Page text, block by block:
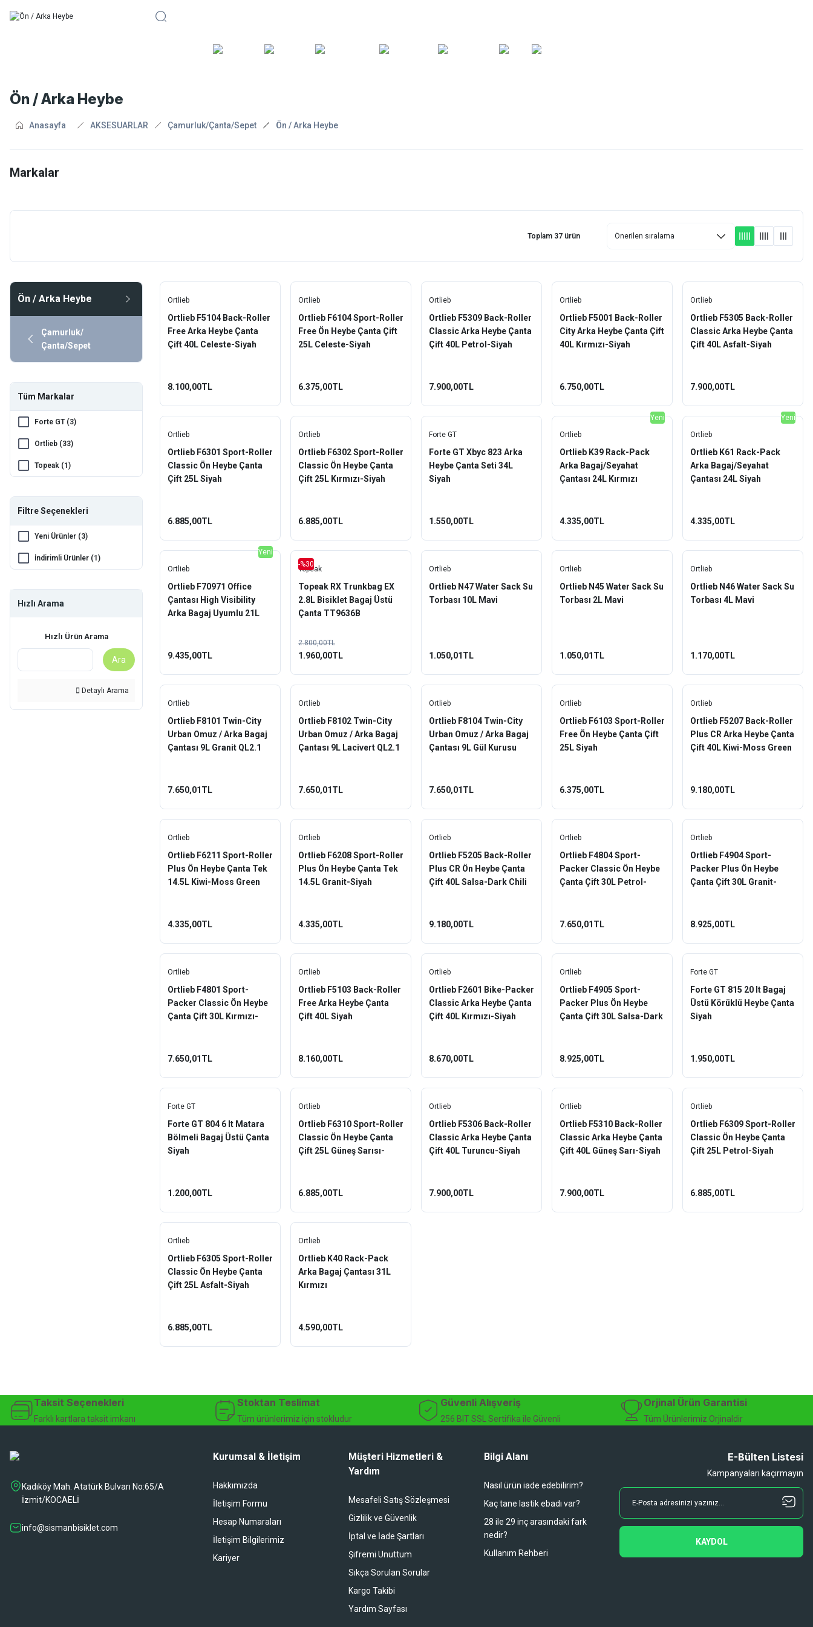
BİSİKLET AKSESUARLAR ASKI/TAŞIMA TAMİR/BAKIM GİYİM
Ön / Arka Heybe
Anasayfa AKSESUARLAR Çamurluk/Çanta/Sepet Ön / Arka Heybe
Markalar
Toplam 37 ürün
Ön / Arka Heybe
Çamurluk/
Çanta/Sepet
Tüm Markalar
Forte GT (3)
Ortlieb (33)
Topeak (1)
Filtre Seçenekleri
Yeni Ürünler (3)
İndirimli Ürünler (1)
Hızlı Arama
Hızlı Ürün Arama
Ara
Detaylı Arama
Ortlieb
Ortlieb F5104 Back-Roller
Free Arka Heybe Çanta
Çift 40L Celeste-Siyah
8.100,00TL
Ortlieb
Ortlieb F6104 Sport-Roller
Free Ön Heybe Çanta Çift
25L Celeste-Siyah
6.375,00TL
Ortlieb
Ortlieb F5309 Back-Roller
Classic Arka Heybe Çanta
Çift 40L Petrol-Siyah
7.900,00TL
Ortlieb
Ortlieb F5001 Back-Roller
City Arka Heybe Çanta Çift
40L Kırmızı-Siyah
6.750,00TL
Ortlieb
Ortlieb F5305 Back-Roller
Classic Arka Heybe Çanta
Çift 40L Asfalt-Siyah
7.900,00TL
Ortlieb
Ortlieb F6301 Sport-Roller
Classic Ön Heybe Çanta
Çift 25L Siyah
6.885,00TL
Ortlieb
Ortlieb F6302 Sport-Roller
Classic Ön Heybe Çanta
Çift 25L Kırmızı-Siyah
6.885,00TL
Forte GT
Forte GT Xbyc 823 Arka
Heybe Çanta Seti 34L
Siyah
1.550,00TL
Yeni
Ortlieb
Ortlieb K39 Rack-Pack
Arka Bagaj/Seyahat
Çantası 24L Kırmızı
4.335,00TL
Yeni
Ortlieb
Ortlieb K61 Rack-Pack
Arka Bagaj/Seyahat
Çantası 24L Siyah
4.335,00TL
Yeni
Ortlieb
Ortlieb F70971 Office
Çantası High Visibility
Arka Bagaj Uyumlu 21L
9.435,00TL
-%30
Topeak
Topeak RX Trunkbag EX
2.8L Bisiklet Bagaj Üstü
Çanta TT9636B
2.800,00TL
1.960,00TL
Ortlieb
Ortlieb N47 Water Sack Su
Torbası 10L Mavi
1.050,01TL
Ortlieb
Ortlieb N45 Water Sack Su
Torbası 2L Mavi
1.050,01TL
Ortlieb
Ortlieb N46 Water Sack Su
Torbası 4L Mavi
1.170,00TL
Ortlieb
Ortlieb F8101 Twin-City
Urban Omuz / Arka Bagaj
Çantası 9L Granit QL2.1
7.650,01TL
Ortlieb
Ortlieb F8102 Twin-City
Urban Omuz / Arka Bagaj
Çantası 9L Lacivert QL2.1
7.650,01TL
Ortlieb
Ortlieb F8104 Twin-City
Urban Omuz / Arka Bagaj
Çantası 9L Gül Kurusu
7.650,01TL
Ortlieb
Ortlieb F6103 Sport-Roller
Free Ön Heybe Çanta Çift
25L Siyah
6.375,00TL
Ortlieb
Ortlieb F5207 Back-Roller
Plus CR Arka Heybe Çanta
Çift 40L Kiwi-Moss Green
9.180,00TL
Ortlieb
Ortlieb F6211 Sport-Roller
Plus Ön Heybe Çanta Tek
14.5L Kiwi-Moss Green
4.335,00TL
Ortlieb
Ortlieb F6208 Sport-Roller
Plus Ön Heybe Çanta Tek
14.5L Granit-Siyah
4.335,00TL
Ortlieb
Ortlieb F5205 Back-Roller
Plus CR Ön Heybe Çanta
Çift 40L Salsa-Dark Chili
9.180,00TL
Ortlieb
Ortlieb F4804 Sport-
Packer Classic Ön Heybe
Çanta Çift 30L Petrol-
7.650,01TL
Ortlieb
Ortlieb F4904 Sport-
Packer Plus Ön Heybe
Çanta Çift 30L Granit-
8.925,00TL
Ortlieb
Ortlieb F4801 Sport-
Packer Classic Ön Heybe
Çanta Çift 30L Kırmızı-
7.650,01TL
Ortlieb
Ortlieb F5103 Back-Roller
Free Arka Heybe Çanta
Çift 40L Siyah
8.160,00TL
Ortlieb
Ortlieb F2601 Bike-Packer
Classic Arka Heybe Çanta
Çift 40L Kırmızı-Siyah
8.670,00TL
Ortlieb
Ortlieb F4905 Sport-
Packer Plus Ön Heybe
Çanta Çift 30L Salsa-Dark
8.925,00TL
Forte GT
Forte GT 815 20 lt Bagaj
Üstü Körüklü Heybe Çanta
Siyah
1.950,00TL
Forte GT
Forte GT 804 6 lt Matara
Bölmeli Bagaj Üstü Çanta
Siyah
1.200,00TL
Ortlieb
Ortlieb F6310 Sport-Roller
Classic Ön Heybe Çanta
Çift 25L Güneş Sarısı-
6.885,00TL
Ortlieb
Ortlieb F5306 Back-Roller
Classic Arka Heybe Çanta
Çift 40L Turuncu-Siyah
7.900,00TL
Ortlieb
Ortlieb F5310 Back-Roller
Classic Arka Heybe Çanta
Çift 40L Güneş Sarı-Siyah
7.900,00TL
Ortlieb
Ortlieb F6309 Sport-Roller
Classic Ön Heybe Çanta
Çift 25L Petrol-Siyah
6.885,00TL
Ortlieb
Ortlieb F6305 Sport-Roller
Classic Ön Heybe Çanta
Çift 25L Asfalt-Siyah
6.885,00TL
Ortlieb
Ortlieb K40 Rack-Pack
Arka Bagaj Çantası 31L
Kırmızı
4.590,00TL
Taksit Seçenekleri
Farklı kartlara taksit imkanı
Stoktan Teslimat
Tüm ürünlerimiz için stokludur
Güvenli Alışveriş
256 BIT SSL Sertifika ile Güvenli
Orjinal Ürün Garantisi
Tüm Ürünlerimiz Orjinaldir
Kadıköy Mah. Atatürk Bulvarı No:65/A
İzmit/KOCAELİ
info@sismanbisiklet.com
Kurumsal & İletişim
Hakkımızda
İletişim Formu
Hesap Numaraları
İletişim Bilgilerimiz
Kariyer
Müşteri Hizmetleri &
Yardım
Mesafeli Satış Sözleşmesi
Gizlilik ve Güvenlik
İptal ve İade Şartları
Şifremi Unuttum
Sıkça Sorulan Sorular
Kargo Takibi
Yardım Sayfası
Bilgi Alanı
Nasıl ürün iade edebilirim?
Kaç tane lastik ebadı var?
28 ile 29 inç arasındaki fark
nedir?
Kullanım Rehberi
E-Bülten Listesi
Kampanyaları kaçırmayın
KAYDOL